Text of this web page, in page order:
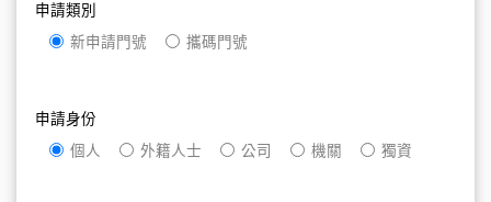
申請類別
新申請門號
攜碼門號
申請身份
個人
外籍人士 公司 機關 獨資